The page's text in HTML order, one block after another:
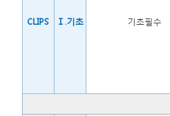
CLIPS Ⅰ.기초 기초필수